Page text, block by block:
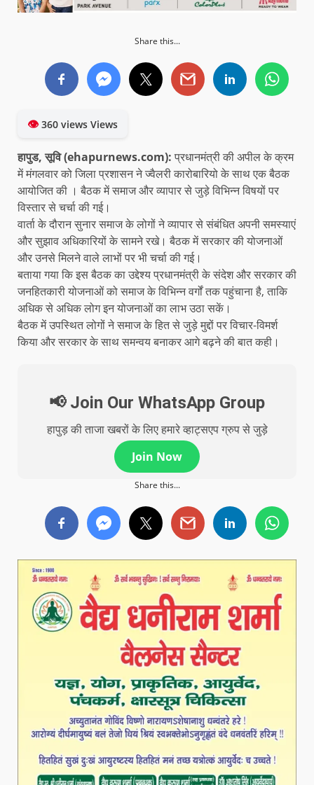
Share this...
👁360 views Views
हापुड, सूवि(ehapurnews.com): प्रधानमंत्री की अपील के क्रम
में मंगलवार को जिला प्रशासन ने ज्वैलरी कारोबारियो के साथ एक बैठक
आयोजित की । बैठक में समाज और व्यापार से जुड़े विभिन्न विषयों पर
विस्तार से चर्चा की गई।
वार्ता के दौरान सुनार समाज के लोगों ने व्यापार से संबंधित अपनी समस्याएं
और सुझाव अधिकारियों के सामने रखे। बैठक में सरकार की योजनाओं
और उनसे मिलने वाले लाभों पर भी चर्चा की गई।
बताया गया कि इस बैठक का उद्देश्य प्रधानमंत्री के संदेश और सरकार की
जनहितकारी योजनाओं को समाज के विभिन्न वर्गों तक पहुंचाना है, ताकि
अधिक से अधिक लोग इन योजनाओं का लाभ उठा सकें।
बैठक में उपस्थित लोगों ने समाज के हित से जुड़े मुद्दों पर विचार-विमर्श
किया और सरकार के साथ समन्वय बनाकर आगे बढ़ने की बात कही।
📢 Join Our WhatsApp Group
हापुड़ की ताजा खबरों के लिए हमारे व्हाट्सएप ग्रुप से जुड़े
Join Now
Share this...